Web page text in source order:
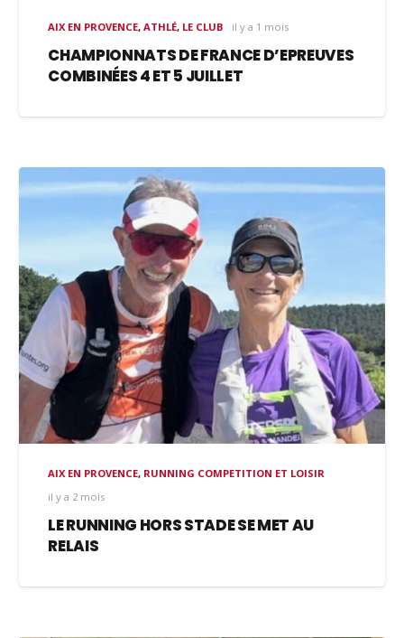
AIX EN PROVENCE,ATHLÉ, LE CLUB il y a 1 mois
CHAMPIONNATS DE FRANCE D’EPREUVES
COMBINÉES 4 ET 5 JUILLET
AIX EN PROVENCE, RUNNING COMPETITION ET LOISIR
il y a 2 mois
LE RUNNING HORS STADE SE MET AU
RELAIS